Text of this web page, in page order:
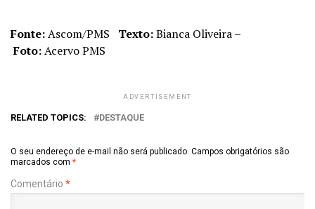
Fonte:Ascom/PMS Texto:Bianca Oliveira –
Foto:Acervo PMS
ADVERTISEMENT
RELATED TOPICS: DESTAQUE
O seu endereço de e-mail não será publicado. Campos obrigatórios são
marcados com *
Comentário *